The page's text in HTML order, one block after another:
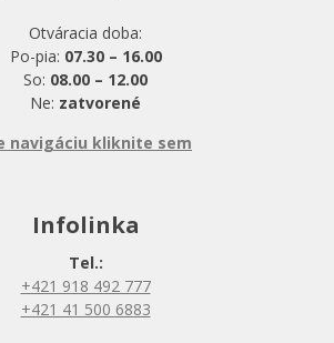
Otváracia doba:
Po-pia: 07.30 – 16.00
So: 08.00 – 12.00
Ne: zatvorené
navigáciu kliknite sem
Infolinka
Tel.:
+421 918 492 777
+421 41 500 6883